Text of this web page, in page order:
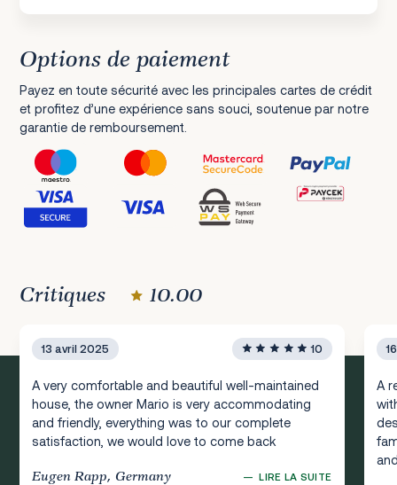
Options de paiement
Payez en toute sécurité avec les principales cartes de crédit
et profitez d’une expérience sans souci, soutenue par notre
garantie de remboursement.
Critiques 10.00
13 avril 2025 10
A very comfortable and beautiful well-maintained
house, the owner Mario is very accommodating
and friendly, everything was to our complete
satisfaction, we would love to come back
Eugen Rapp, Germany — LIRE LA SUITE
A